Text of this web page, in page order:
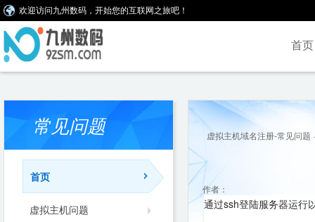
欢迎访问九州数码，开始您的互联网之旅吧！
首页
常见问题
首页
虚拟主机问题
虚拟主机域名注册-常见问题
作者：
通过ssh登陆服务器运行